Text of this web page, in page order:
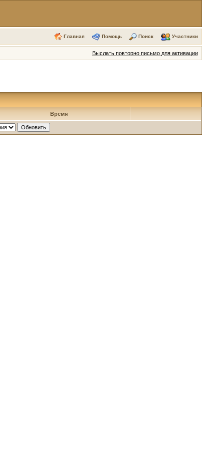
Главная Помощь Поиск Участники
Выслать повторно письмо для активации
Время